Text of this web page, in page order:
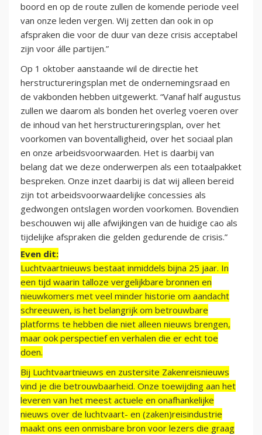
boord en op de route zullen de komende periode veel
van onze leden vergen. Wij zetten dan ook in op
afspraken die voor de duur van deze crisis acceptabel
zijn voor álle partijen.”
Op 1 oktober aanstaande wil de directie het
herstructureringsplan met de ondernemingsraad en
de vakbonden hebben uitgewerkt. “Vanaf half augustus
zullen we daarom als bonden het overleg voeren over
de inhoud van het herstructureringsplan, over het
voorkomen van boventalligheid, over het sociaal plan
en onze arbeidsvoorwaarden. Het is daarbij van
belang dat we deze onderwerpen als een totaalpakket
bespreken. Onze inzet daarbij is dat wij alleen bereid
zijn tot arbeidsvoorwaardelijke concessies als
gedwongen ontslagen worden voorkomen. Bovendien
beschouwen wij alle afwijkingen van de huidige cao als
tijdelijke afspraken die gelden gedurende de crisis.”
Even dit:
Luchtvaartnieuws bestaat inmiddels bijna 25 jaar. In
een tijd waarin talloze vergelijkbare bronnen en
nieuwkomers met veel minder historie om aandacht
schreeuwen, is het belangrijk om betrouwbare
platforms te hebben die niet alleen nieuws brengen,
maar ook perspectief en verhalen die er echt toe
doen.
Bij Luchtvaartnieuws en zustersite Zakenreisnieuws
vind je die betrouwbaarheid. Onze toewijding aan het
leveren van het meest actuele en onafhankelijke
nieuws over de luchtvaart- en (zaken)reisindustrie
maakt ons een onmisbare bron voor lezers die graag